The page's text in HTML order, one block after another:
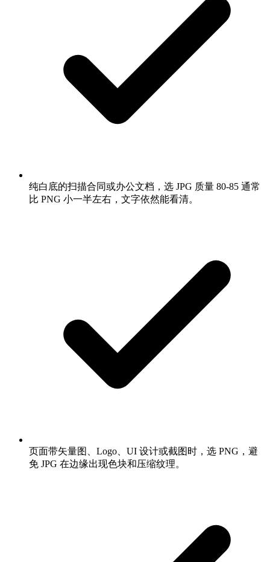
纯白底的扫描合同或办公文档，选 JPG 质量 80-85 通常
比 PNG 小一半左右，文字依然能看清。
页面带矢量图、Logo、UI 设计或截图时，选 PNG，避
免 JPG 在边缘出现色块和压缩纹理。